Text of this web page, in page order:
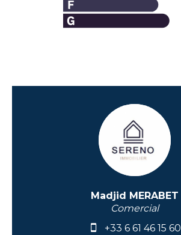
Madjid MERABET
Comercial
+33 6 61 46 15 60